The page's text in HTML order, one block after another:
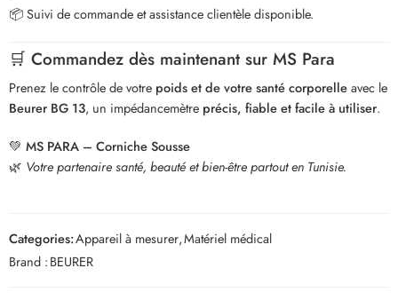
📦 Suivi de commande et assistance clientèle disponible.
🛒 Commandez dès maintenant sur MS Para
Prenez le contrôle de votre poids et de votre santé corporelleavec le
Beurer BG 13, un impédancemètre précis, fiable et facile à utiliser.
💚 MS PARA – Corniche Sousse
🌿 Votre partenaire santé, beauté et bien-être partout en Tunisie.
Categories:Appareil à mesurer,Matériel médical
Brand :BEURER